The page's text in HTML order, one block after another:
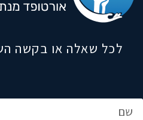
לכל שאלה או בקשה